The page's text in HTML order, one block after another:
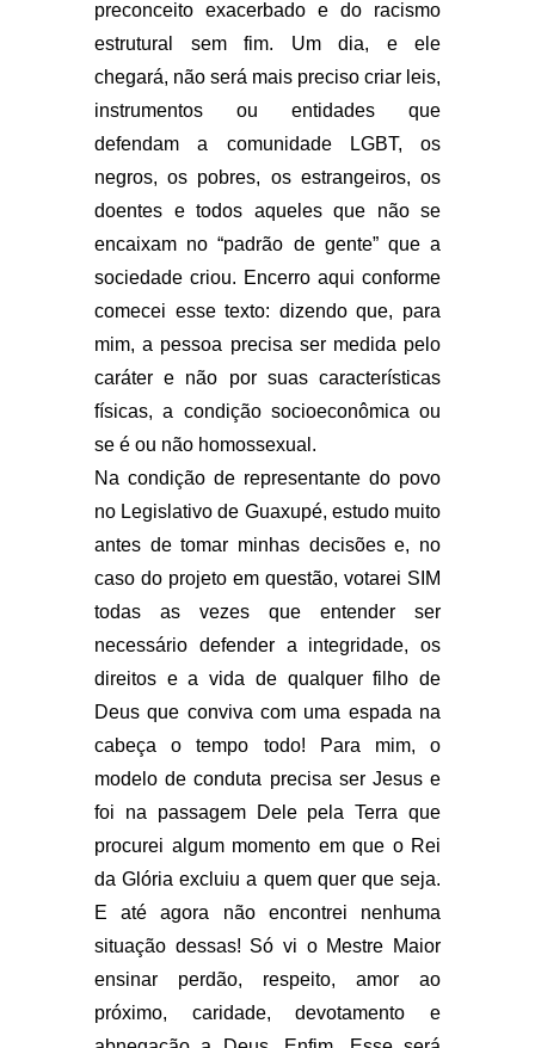
preconceito exacerbado e do racismo
estrutural sem fim. Um dia, e ele
chegará, não será mais preciso criar leis,
instrumentos ou entidades que
defendam a comunidade LGBT, os
negros, os pobres, os estrangeiros, os
doentes e todos aqueles que não se
encaixam no “padrão de gente” que a
sociedade criou. Encerro aqui conforme
comecei esse texto: dizendo que, para
mim, a pessoa precisa ser medida pelo
caráter e não por suas características
físicas, a condição socioeconômica ou
se é ou não homossexual.
Na condição de representante do povo
no Legislativo de Guaxupé, estudo muito
antes de tomar minhas decisões e, no
caso do projeto em questão, votarei SIM
todas as vezes que entender ser
necessário defender a integridade, os
direitos e a vida de qualquer filho de
Deus que conviva com uma espada na
cabeça o tempo todo! Para mim, o
modelo de conduta precisa ser Jesus e
foi na passagem Dele pela Terra que
procurei algum momento em que o Rei
da Glória excluiu a quem quer que seja.
E até agora não encontrei nenhuma
situação dessas! Só vi o Mestre Maior
ensinar perdão, respeito, amor ao
próximo, caridade, devotamento e